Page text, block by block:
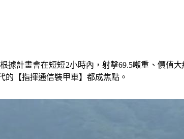
計畫會在短短2小時內，射擊69.5噸重、價值
【指揮通信裝甲車】都成焦點。